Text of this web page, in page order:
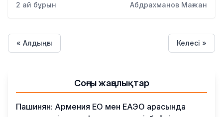
2 ай бұрын
Абдрахманов Мағжан
« Алдыңғы Келесі »
Соңғы жаңалықтар
Пашинян: Армения ЕО мен ЕАЭО арасында